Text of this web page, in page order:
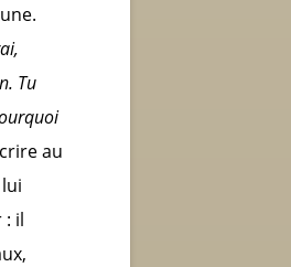
Tu
au
: il